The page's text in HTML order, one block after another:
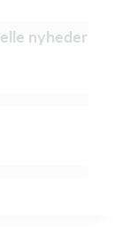
nyheder